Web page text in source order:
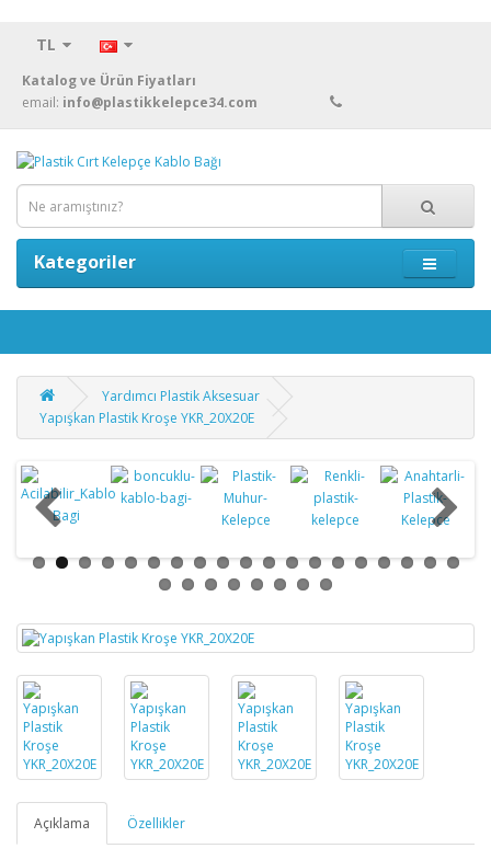
TL
Katalog ve Ürün Fiyatları
email: info@plastikkelepce34.com
Kategoriler
Yardımcı Plastik Aksesuar
Yapışkan Plastik Kroşe YKR_20X20E
Açıklama Özellikler